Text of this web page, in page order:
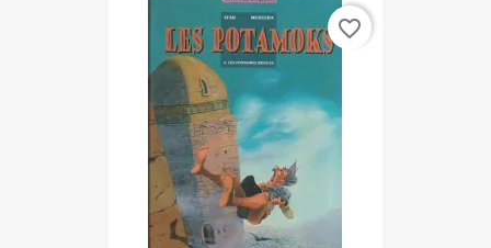
favorite_border